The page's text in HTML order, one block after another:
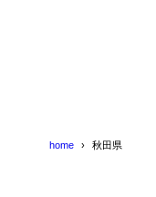
home 秋田県